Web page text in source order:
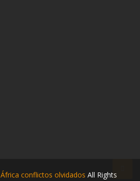
África conflictos olvidados All Rights